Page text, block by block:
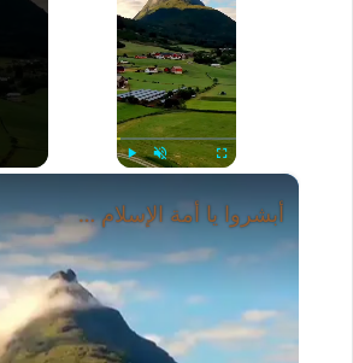
×
أبشروا يا أمة الإسلام - مفتاح الجنة - لا إله إلا الله - محمد رسول الله - د. محمد سعود الرشيدي